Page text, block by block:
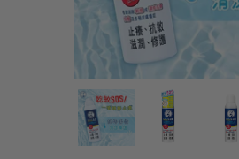
頭髮護理
50惠
品牌歷史及企業
為消費者提供潤唇膏、男士護膚
防曬、抗痘等護膚品、50惠養髮
藥品等產品，以滿足香港不同消
按此細看品牌故事 。
短期貨特價區